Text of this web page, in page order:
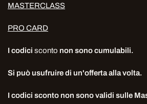
MASTERCLASS
PRO CARD
I codicisconto non sono cumulabili.
Si può usufruire di un'offerta alla volta.
I codici sconto non sono validi sulle